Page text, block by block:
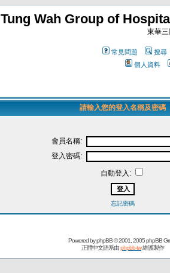
Tung Wah Group of
東華
常見問題 搜尋
個人資料
請輸入您的登入名稱及密碼
會員名稱:
登入密碼:
自動登入:
忘記密碼
Powered byphpBB© 2001, 2005 phpBB
正體中文語系由phpbb-tw維護製作